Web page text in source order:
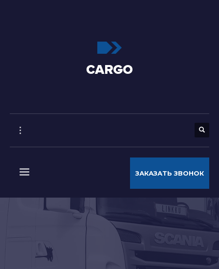
ЗАКАЗАТЬ ЗВОНОК